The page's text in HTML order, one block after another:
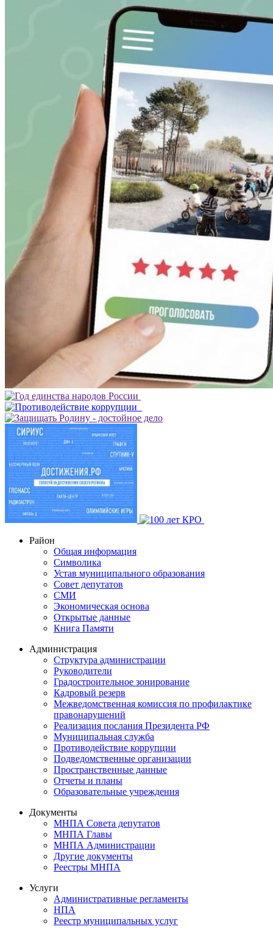
Район
Общая информация
Символика
Устав муниципального образования
Совет депутатов
СМИ
Экономическая основа
Открытые данные
Книга Памяти
Администрация
Структура администрации
Руководители
Градостроительное зонирование
Кадровый резерв
Межведомственная комиссия по профилактике
правонарушений
Реализация послания Президента РФ
Муниципальная служба
Противодействие коррупции
Подведомственные организации
Пространственные данные
Отчеты и планы
Образовательные учреждения
Документы
МНПА Совета депутатов
МНПА Главы
МНПА Администрации
Другие документы
Реестры МНПА
Услуги
Административные регламенты
НПА
Реестр муниципальных услуг